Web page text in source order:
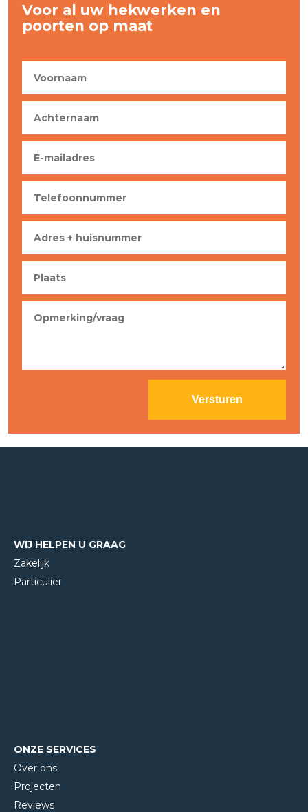
Voor al uw hekwerken en
poorten op maat
WIJ HELPEN U GRAAG
Zakelijk
Particulier
ONZE SERVICES
Over ons
Projecten
Reviews